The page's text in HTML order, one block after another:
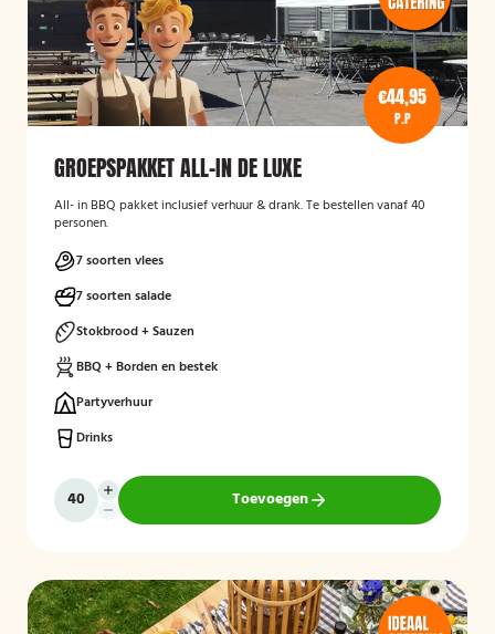
€44,95
P.P
GROEPSPAKKET ALL-IN DE LUXE
All- in BBQ pakket inclusief verhuur & drank. Te bestellen vanaf 40
personen.
7 soorten vlees
7 soorten salade
Stokbrood + Sauzen
BBQ + Borden en bestek
Partyverhuur
Drinks
Toevoegen